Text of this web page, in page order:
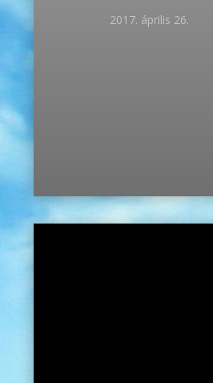
2017. április 26.